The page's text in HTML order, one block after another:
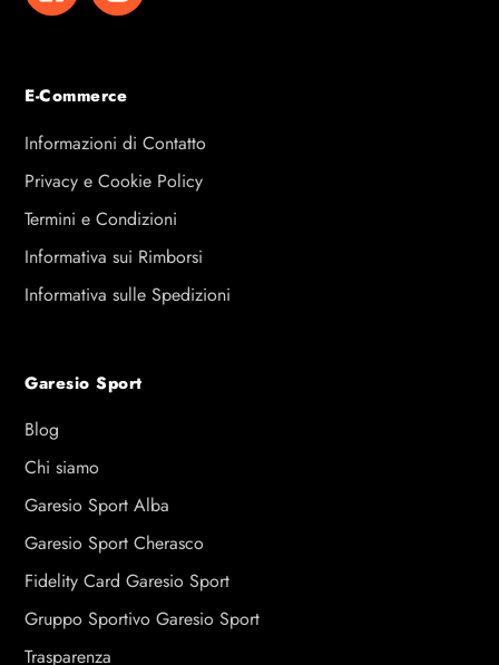
E-Commerce
Informazioni di Contatto
Privacy e Cookie Policy
Termini e Condizioni
Informativa sui Rimborsi
Informativa sulle Spedizioni
Garesio Sport
Blog
Chi siamo
Garesio Sport Alba
Garesio Sport Cherasco
Fidelity Card Garesio Sport
Gruppo Sportivo Garesio Sport
Trasparenza